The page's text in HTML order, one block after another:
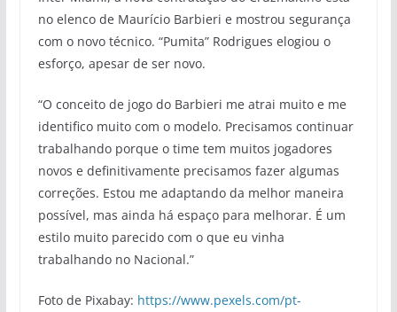
no elenco de Maurício Barbieri e mostrou segurança
com o novo técnico. “Pumita” Rodrigues elogiou o
esforço, apesar de ser novo.
“O conceito de jogo do Barbieri me atrai muito e me
identifico muito com o modelo. Precisamos continuar
trabalhando porque o time tem muitos jogadores
novos e definitivamente precisamos fazer algumas
correções. Estou me adaptando da melhor maneira
possível, mas ainda há espaço para melhorar. É um
estilo muito parecido com o que eu vinha
trabalhando no Nacional.”
Foto de Pixabay: https://www.pexels.com/pt-